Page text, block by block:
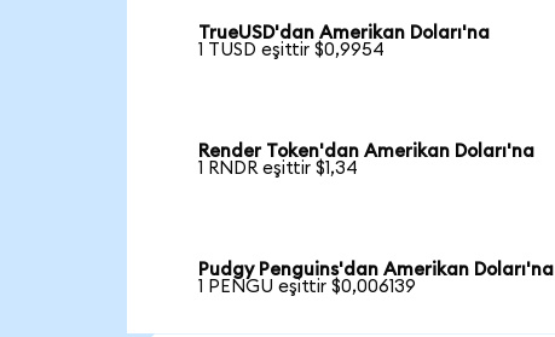
TrueUSD'dan Amerikan Doları'na
1 TUSD eşittir $0,9954
Render Token'dan Amerikan Doları'na
1 RNDR eşittir $1,34
Pudgy Penguins'dan Amerikan Doları'na
1 PENGU eşittir $0,006139